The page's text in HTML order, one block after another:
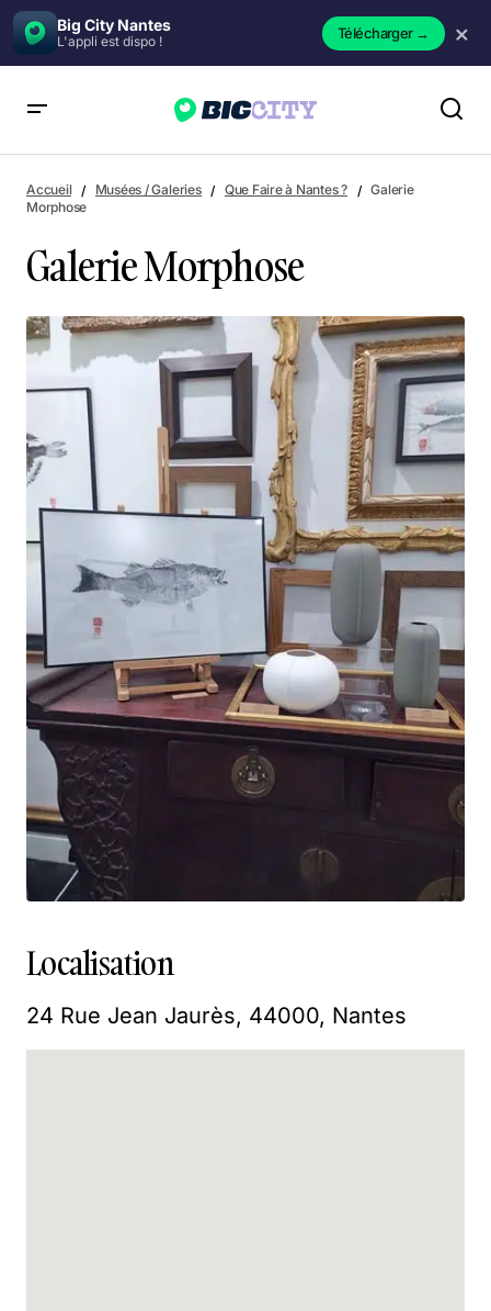
Big City Nantes
L'appli est dispo ! Télécharger→ ×
Accueil Musées / Galeries Que Faire à Nantes ?
Galerie
Morphose
Galerie Morphose
Localisation
24 Rue Jean Jaurès, 44000, Nantes